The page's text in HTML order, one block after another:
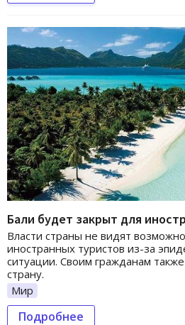
Бали будет закрыт для
Власти страны не видят
иностранных туристов из-за
ситуации. Своим гражданам
страну.
Мир
Подробнее